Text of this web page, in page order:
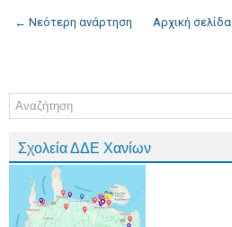
← Νεότερη ανάρτηση Αρχική σελίδα
Σχολεία ΔΔΕ Χανίων